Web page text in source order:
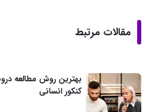
مقالات مرتبط
بهترین روش مطالعه
کنکور انسانی